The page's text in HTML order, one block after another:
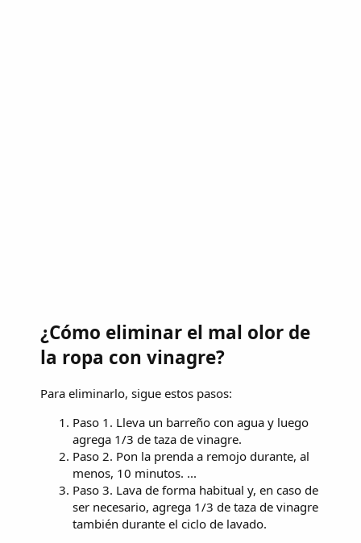
¿Cómo eliminar el mal olor de
la ropa con vinagre?
Para eliminarlo, sigue estos pasos:
Paso 1. Lleva un barreño con agua y luego
agrega 1/3 de taza de vinagre.
Paso 2. Pon la prenda a remojo durante, al
menos, 10 minutos. ...
Paso 3. Lava de forma habitual y, en caso de
ser necesario, agrega 1/3 de taza de vinagre
también durante el ciclo de lavado.